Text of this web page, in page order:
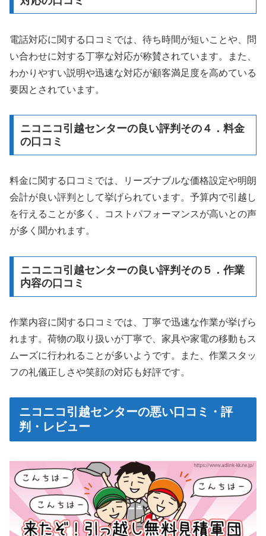
電話対応に関する口コミでは、待ち時間が短いことや、問
い合わせに対する丁寧な対応が称賛されています。また、
わかりやすい説明や迅速な対応が顧客満足度を高めている
要因とされています。
ニコニコ引越センターの良い評判その４．料金
の口コミ
料金に関する口コミでは、リーズナブルな価格設定や明朗
会計が良い評判として挙げられています。予算内で引越し
を行えることが多く、コストパフォーマンスが高いとの声
が多く聞かれます。
ニコニコ引越センターの良い評判その５．作業
内容の口コミ
作業内容に関する口コミでは、丁寧で迅速な作業が挙げら
れます。荷物の取り扱いが丁寧で、家具や家電の移動もス
ムーズに行われることが多いようです。また、作業スタッ
フの礼儀正しさや笑顔の対応も好評です。
ニコニコ引越センターの悪い口コミ・評
判・レビュー